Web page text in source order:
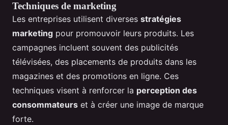
Techniques de marketing
Les entreprises utilisent diverses stratégies
marketing pour promouvoir leurs produits. Les
campagnes incluent souvent des publicités
télévisées, des placements de produits dans les
magazines et des promotions en ligne. Ces
techniques visent à renforcer la perception des
consommateurs et à créer une image de marque
forte.